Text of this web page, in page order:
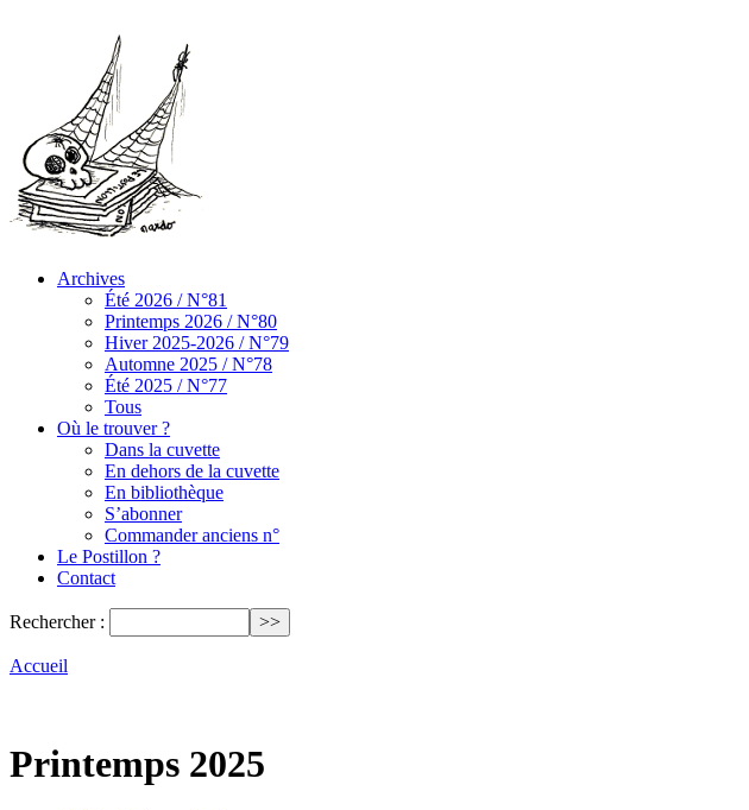
Archives
Été 2026 / N°81
Printemps 2026 / N°80
Hiver 2025-2026 / N°79
Automne 2025 / N°78
Été 2025 / N°77
Tous
Où le trouver ?
Dans la cuvette
En dehors de la cuvette
En bibliothèque
S’abonner
Commander anciens n°
Le Postillon ?
Contact
Rechercher :
Accueil
Printemps 2025